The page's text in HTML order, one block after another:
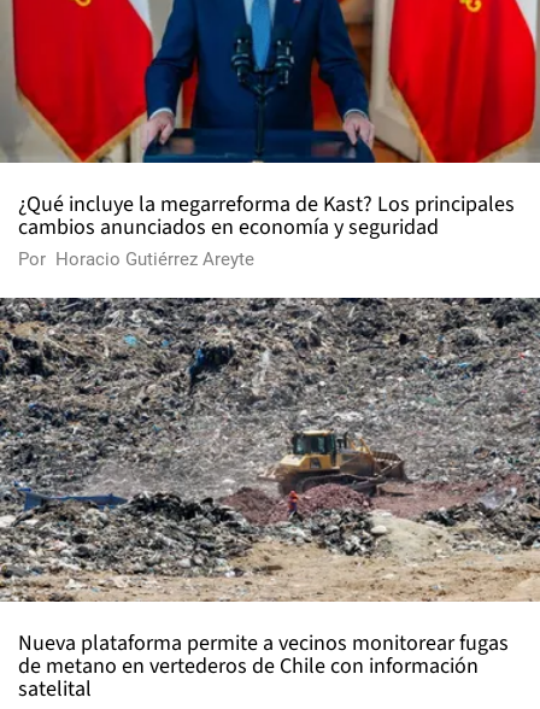
¿Qué incluye la megarreforma de Kast? Los principales
cambios anunciados en economía y seguridad
Por Horacio Gutiérrez Areyte
Nueva plataforma permite a vecinos monitorear fugas
de metano en vertederos de Chile con información
satelital